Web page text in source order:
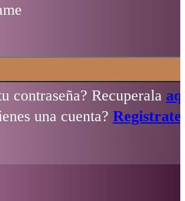
contraseña? Recuperala
una cuenta?